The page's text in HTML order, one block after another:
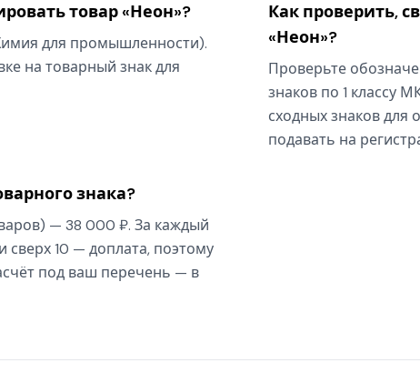
товар «Неон»?
для промышленности).
на товарный знак для
Как проверить,
«Неон»?
Проверьте
знаков по 1 классу
сходных знаков для
подавать на
знака?
— 38 000 ₽. За каждый
сверх 10 — доплата, поэтому
под ваш перечень — в